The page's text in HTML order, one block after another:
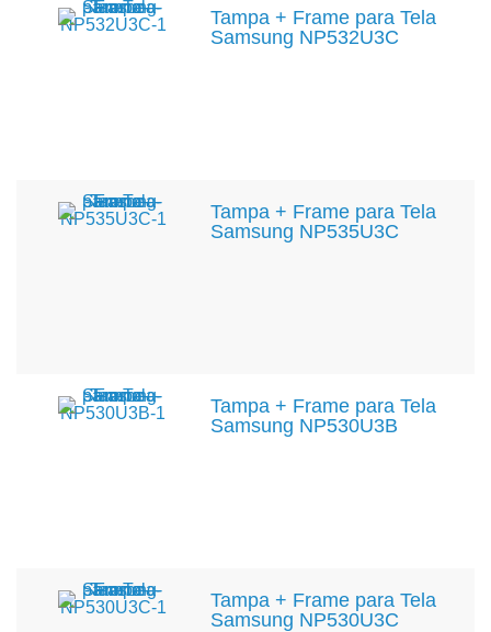
Tampa + Frame para Tela
Samsung NP532U3C
Tampa + Frame para Tela
Samsung NP535U3C
Tampa + Frame para Tela
Samsung NP530U3B
Tampa + Frame para Tela
Samsung NP530U3C